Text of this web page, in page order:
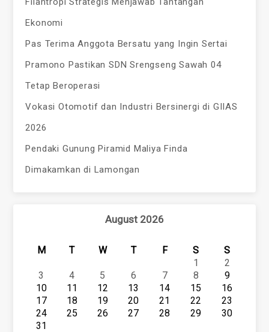
Ekonomi
Pas Terima Anggota Bersatu yang Ingin Sertai
Pramono Pastikan SDN Srengseng Sawah 04
Tetap Beroperasi
Vokasi Otomotif dan Industri Bersinergi di GIIAS
2026
Pendaki Gunung Piramid Maliya Finda
Dimakamkan di Lamongan
August 2026
M T W T F S
S
1
2
3
4 5 6 7 8
9
10
11 12 13 14 15
16
17
18 19 20 21 22
23
24
25 26 27 28 29
30
31